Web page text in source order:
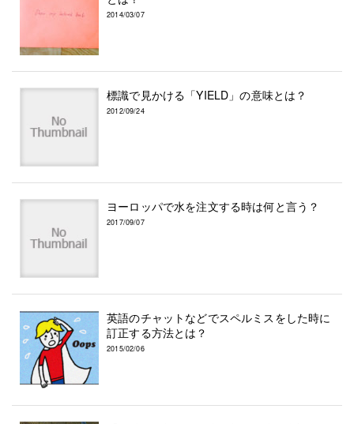
2014/03/07
標識で見かける「YIELD」の意味とは？
2012/09/24
ヨーロッパで水を注文する時は何と言う？
2017/09/07
英語のチャットなどでスペルミスをした時に
訂正する方法とは？
2015/02/06